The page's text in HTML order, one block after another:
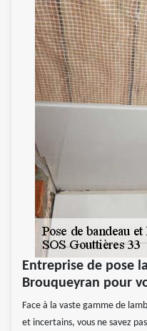
Entreprise de pose
Brouqueyran pour
Face à la vaste gamme de
et incertains, vous ne savez